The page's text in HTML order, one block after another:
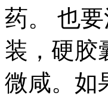
药。 也
装，硬胶
微咸。如